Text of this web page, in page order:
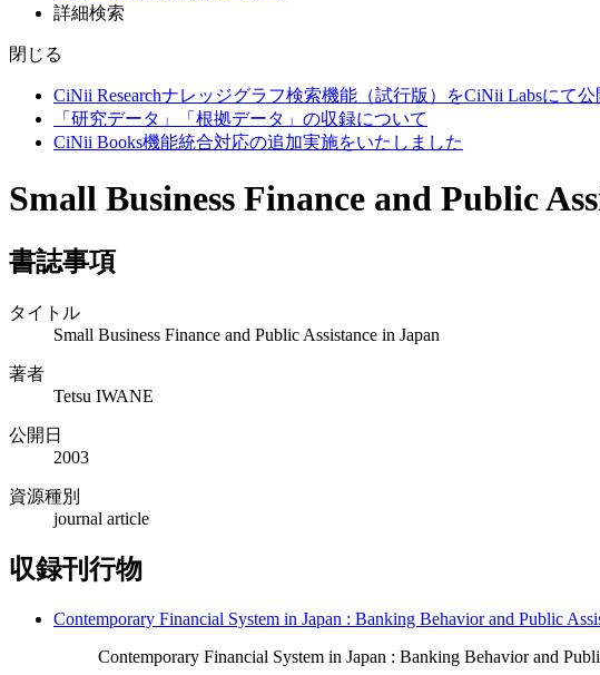
詳細検索
閉じる
CiNii Researchナレッジグラフ検索機能（試行版）をCiNii Labsにて
「研究データ」「根拠データ」の収録について
CiNii Books機能統合対応の追加実施をいたしました
Small Business Finance and Public
書誌事項
タイトル
Small Business Finance and Public Assistance in Japan
著者
Tetsu IWANE
公開日
2003
資源種別
journal article
収録刊行物
Contemporary Financial System in Japan : Banking Behavior and
Contemporary Financial System in Japan : Banking Behavior and